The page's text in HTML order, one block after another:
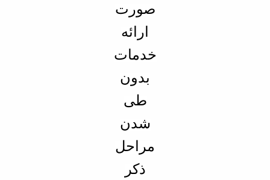
صورت
ارائه
خدمات
بدون
طی
شدن
مراحل
ذکر